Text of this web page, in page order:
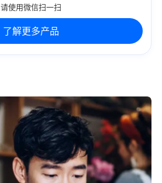
请使用微信扫一扫
了解更多产品